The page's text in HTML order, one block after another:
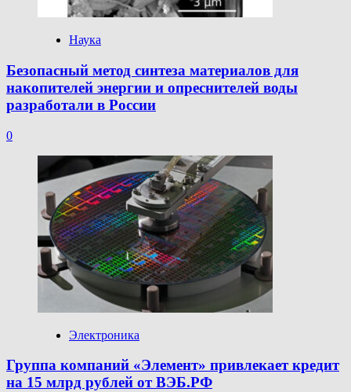
Наука
Безопасный метод синтеза материалов для
накопителей энергии и опреснителей воды
разработали в России
0
Электроника
Группа компаний «Элемент» привлекает кредит
на 15 млрд рублей от ВЭБ.РФ